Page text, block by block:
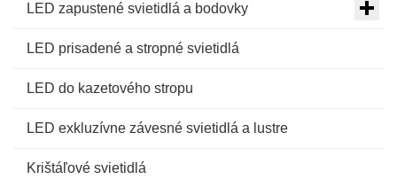
LED zapustené svietidlá a bodovky
LED prisadené a stropné svietidlá
LED do kazetového stropu
LED exkluzívne závesné svietidlá a lustre
Krištáľové svietidlá